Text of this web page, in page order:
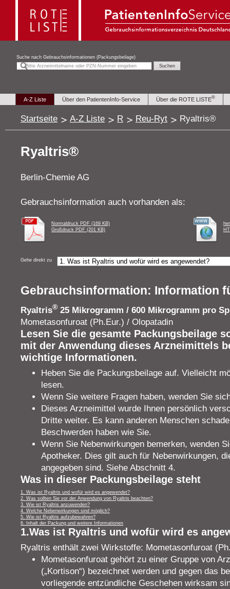
Suche nach Gebrauchsinformationen (Packungsbeilage)
A-Z Liste Über den PatientenInfo-Service Über die ROTE LISTE®
Startseite A-Z Liste R Reu-Ryt Ryaltris®
Ryaltris®
Berlin-Chemie AG
Gebrauchsinformation auch vorhanden als:
Normaldruck PDF (169 KB)
Großdruck PDF (201 KB)
Gehe direkt zu
Gebrauchsinformation: Information
Ryaltris® 25 Mikrogramm / 600 Mikrogramm pro
Mometasonfuroat (Ph.Eur.) / Olopatadin
Lesen Sie die gesamte Packungsbeilage
mit der Anwendung dieses Arzneimittels
wichtige Informationen.
Heben Sie die Packungsbeilage auf. Vielleicht
lesen.
Wenn Sie weitere Fragen haben, wenden Sie
Dieses Arzneimittel wurde Ihnen persönlich
Dritte weiter. Es kann anderen Menschen
Beschwerden haben wie Sie.
Wenn Sie Nebenwirkungen bemerken, wenden
Apotheker. Dies gilt auch für Nebenwirkungen,
angegeben sind. Siehe Abschnitt 4.
Was in dieser Packungsbeilage steht
1. Was ist Ryaltris und wofür wird es angewendet?
2. Was sollten Sie vor der Anwendung von Ryaltris beachten?
3. Wie ist Ryaltris anzuwenden?
4. Welche Nebenwirkungen sind möglich?
5. Wie ist Ryaltris aufzubewahren?
6. Inhalt der Packung und weitere Informationen
1.Was ist Ryaltris und wofür wird es
Ryaltris enthält zwei Wirkstoffe: Mometasonfuroat
Mometasonfuroat gehört zu einer Gruppe von
(„Kortison“) bezeichnet werden und gegen das
vorliegende entzündliche Geschehen wirksam